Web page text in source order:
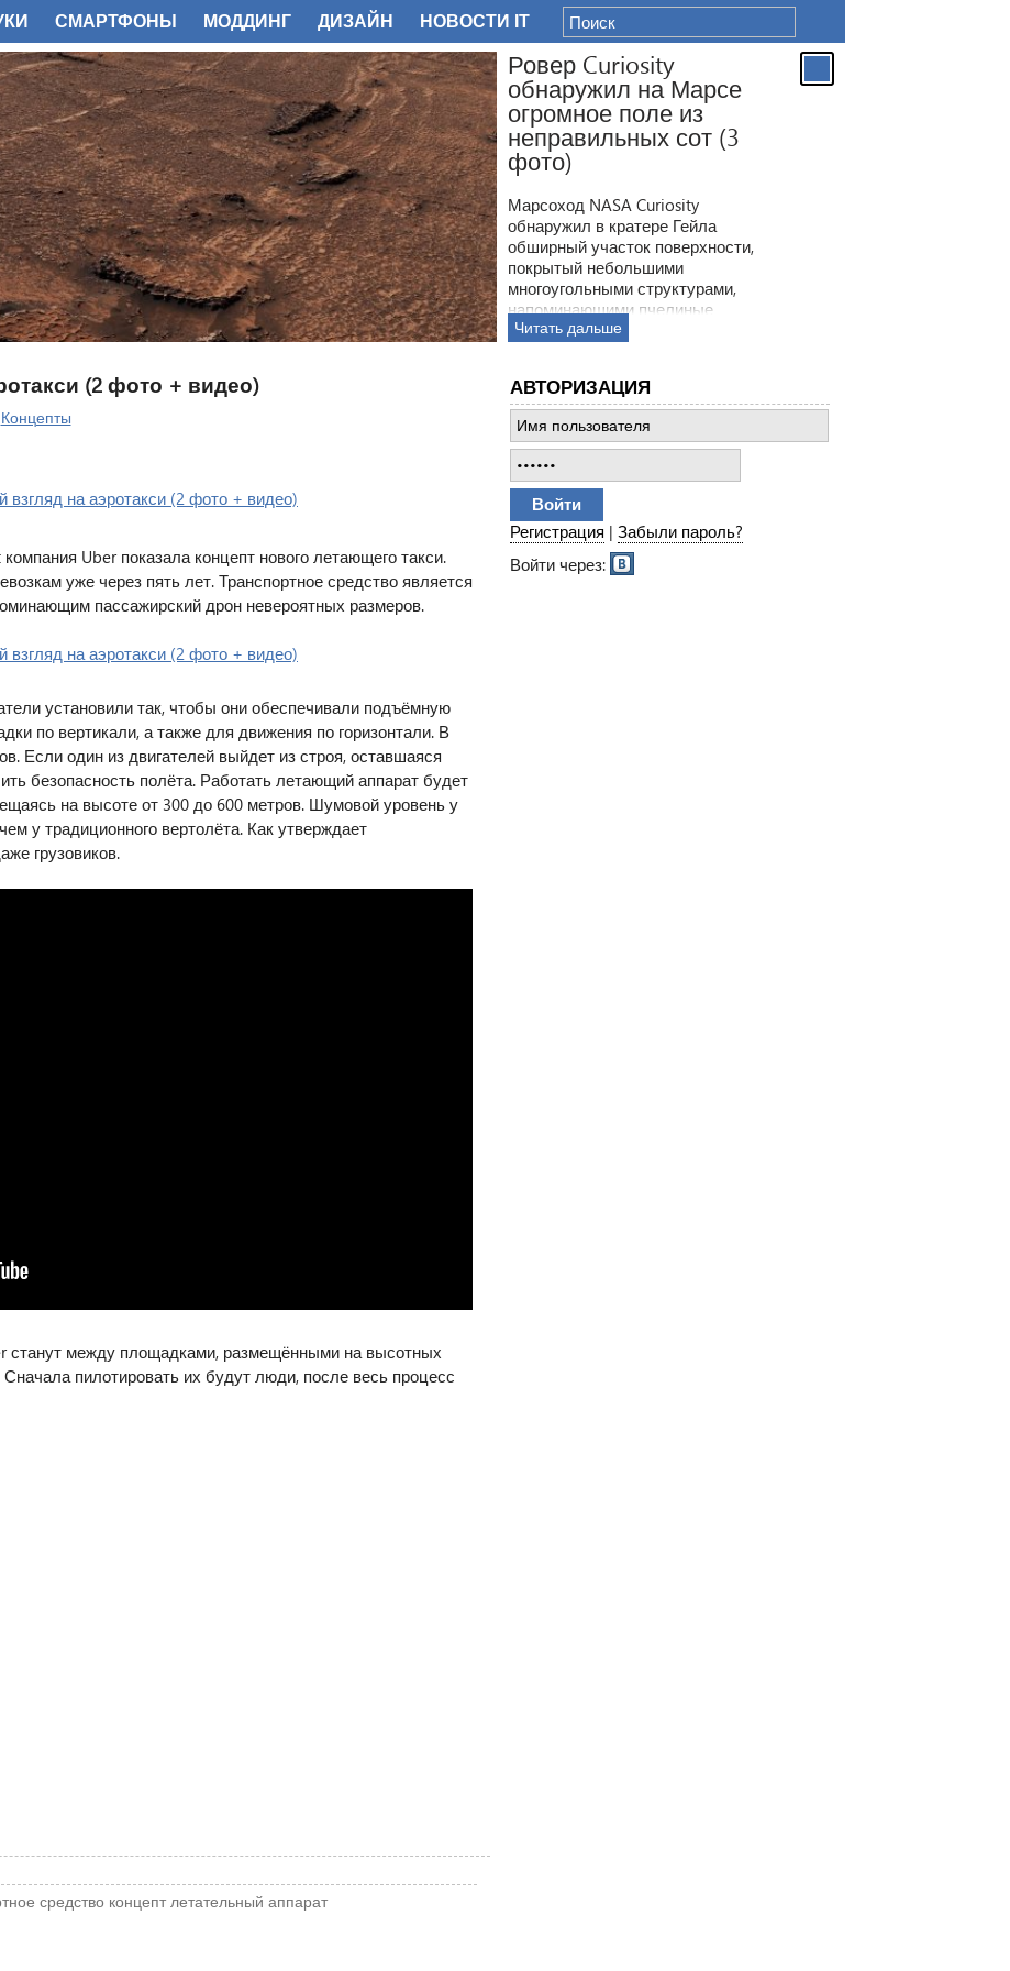
Ровер Curiosity
обнаружил на Марсе
огромное поле из
неправильных сот (3
фото)
Марсоход NASA Curiosity
обнаружил в кратере Гейла
обширный участок поверхности,
покрытый небольшими
многоугольными структурами,
напоминающими пчелиные
соты. Ранее ровер находил
затмила все предыдущее такие
открытия.
Читать дальше
(2 фото + видео)
Концепты
Uber показала концепт нового летающего такси.
уже через пять лет. Транспортное средство является
пассажирский дрон невероятных размеров.
установили так, чтобы они обеспечивали подъёмную
по вертикали, а также для движения по горизонтали. В
Если один из двигателей выйдет из строя, оставшаяся
безопасность полёта. Работать летающий аппарат будет
на высоте от 300 до 600 метров. Шумовой уровень у
у традиционного вертолёта. Как утверждает
грузовиков.
станут между площадками, размещёнными на высотных
пилотировать их будут люди, после весь процесс
средство концепт летательный аппарат
АВТОРИЗАЦИЯ
Регистрация | Забыли пароль?
Войти через:
СМАРТФОНЫ МОДДИНГ ДИЗАЙН НОВОСТИ IT
ФОТО